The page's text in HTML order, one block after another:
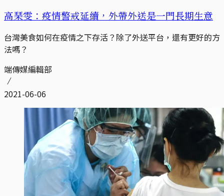
高琹雯：疫情警戒延續，外帶外送是一門長期生意
台灣美食如何在疫情之下存活？除了外送平台，還有更好的方
法嗎？
端傳媒編輯部
2021-06-06